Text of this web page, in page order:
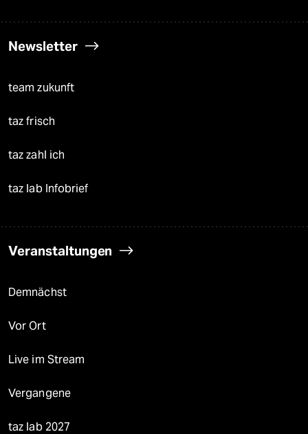
Newsletter
team zukunft
taz frisch
taz zahl ich
taz lab Infobrief
Veranstaltungen
Demnächst
Vor Ort
Live im Stream
Vergangene
taz lab 2027